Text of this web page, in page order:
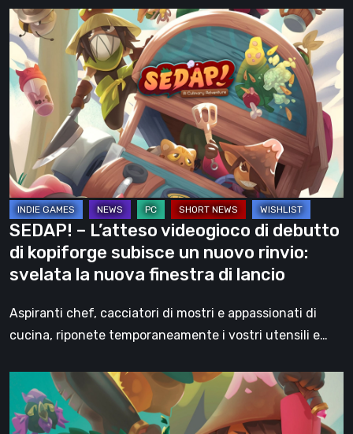
avventura
culinaria
targata
kopiforge
SEDAP!
–
L’atteso
videogioco
debutto
di
kopiforge
subisce
un
nuovo
rinvio:
svelata
la
nuova
di
lancio
SEDAP! – L’atteso videogioco di debutto
di kopiforge subisce un nuovo rinvio:
svelata la nuova finestra di lancio
Aspiranti chef, cacciatori di mostri e appassionati di
cucina, riponete temporaneamente i vostri utensili e…
SEDAP!
un’elettrizzante